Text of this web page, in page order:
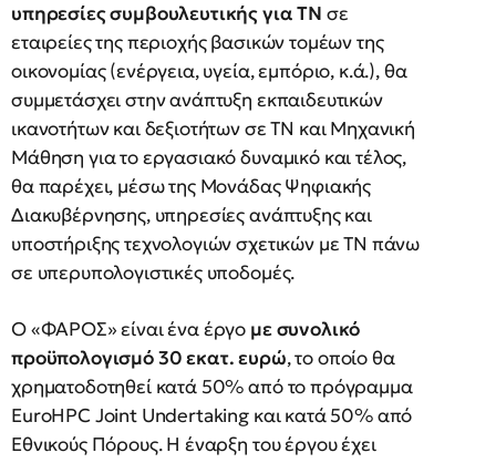
υπηρεσίες συμβουλευτικής για ΤΝ σε
εταιρείες της περιοχής βασικών τομέων της
οικονομίας (ενέργεια, υγεία, εμπόριο, κ.ά.), θα
συμμετάσχει στην ανάπτυξη εκπαιδευτικών
ικανοτήτων και δεξιοτήτων σε ΤΝ και Μηχανική
Μάθηση για το εργασιακό δυναμικό και τέλος,
θα παρέχει, μέσω της Μονάδας Ψηφιακής
Διακυβέρνησης, υπηρεσίες ανάπτυξης και
υποστήριξης τεχνολογιών σχετικών με ΤΝ πάνω
σε υπερυπολογιστικές υποδομές.
Ο «ΦΑΡΟΣ» είναι ένα έργο με συνολικό
προϋπολογισμό 30 εκατ. ευρώ, το οποίο θα
χρηματοδοτηθεί κατά 50% από το πρόγραμμα
EuroHPC Joint Undertaking και κατά 50% από
Εθνικούς Πόρους. Η έναρξη του έργου έχει